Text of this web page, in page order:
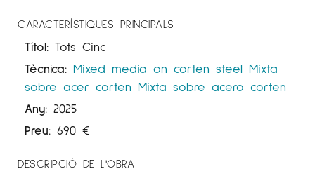
CARACTERÍSTIQUES PRINCIPALS
Títol: Tots Cinc
Tècnica: Mixed media on corten steel Mixta
sobre acer corten Mixta sobre acero corten
Any: 2025
Preu: 690 €
DESCRIPCIÓ DE L'OBRA